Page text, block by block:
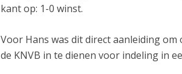
kant op: 1-0 winst.
Voor Hans was dit direct aanleiding
de KNVB in te dienen voor indeling in